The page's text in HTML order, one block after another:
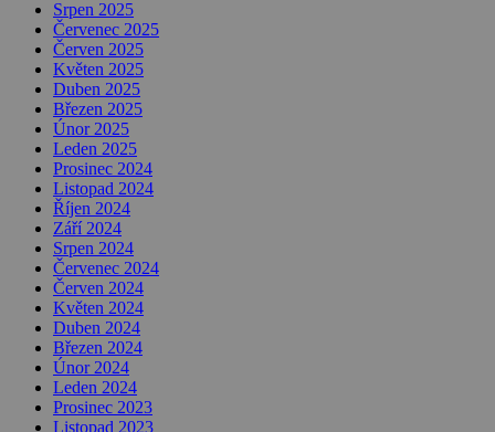
Srpen 2025
Červenec 2025
Červen 2025
Květen 2025
Duben 2025
Březen 2025
Únor 2025
Leden 2025
Prosinec 2024
Listopad 2024
Říjen 2024
Září 2024
Srpen 2024
Červenec 2024
Červen 2024
Květen 2024
Duben 2024
Březen 2024
Únor 2024
Leden 2024
Prosinec 2023
Listopad 2023